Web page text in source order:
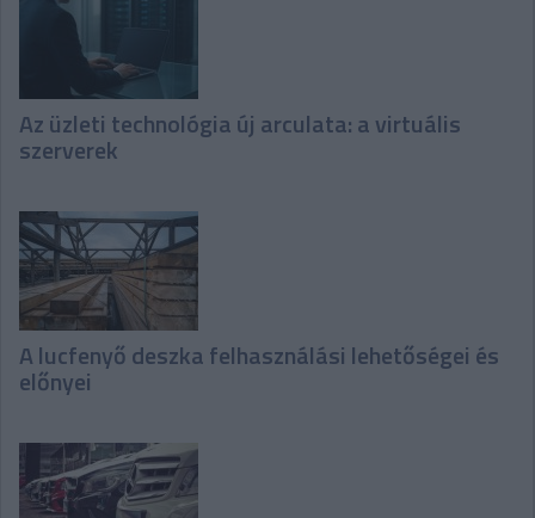
Az üzleti technológia új arculata: a virtuális
szerverek
A lucfenyő deszka felhasználási lehetőségei és
előnyei